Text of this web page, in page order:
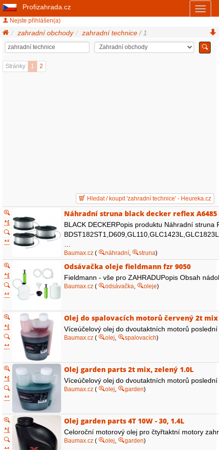
Profizahrada.cz
Nejste přihlášen(a)
zahradní obchody zahradní technice / 1
Stránky 1 2
Hledat / koupit 'zahradní technice' - Heureka.cz
Náhradní struna black decker reflex A6485
BLACK DECKERPopis produktu Náhradní
Baumax.cz ( náhradní struna)
Odsávačka oleje fieldmann fzr 9050
Fieldmann - vše pro ZAHRADUPopis Obsah
Baumax.cz ( odsávačka oleje)
Olej do spalovacích motorů červený 2t mix
Víceúčelový olej do dvoutaktních motorů
Baumax.cz ( olej spalovacích)
Olej garden parts 2t mix, zelený 1.0L
Víceúčelový olej do dvoutaktních motorů
Baumax.cz ( olej garden)
Olej garden parts 4T 10W - 30, 1.4L
Celoroční motorový olej pro čtyřtaktní motory
Baumax.cz ( olej garden)